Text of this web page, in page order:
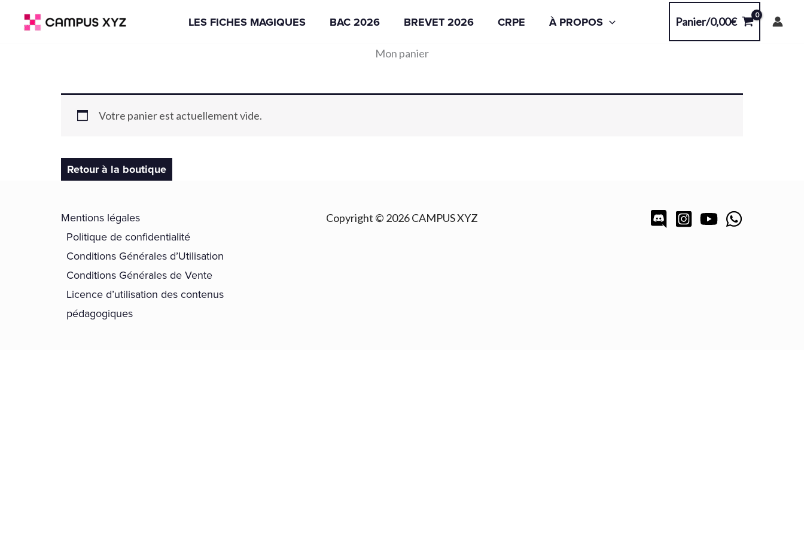
LES FICHES MAGIQUES BAC 2026 BREVET 2026 CRPE À PROPOS Panier/0,00€
Mon panier
Votre panier est actuellement vide.
Retour à la boutique
Mentions légales
Politique de confidentialité
Conditions Générales d’Utilisation
Conditions Générales de Vente
Licence d’utilisation des contenus
pédagogiques
Copyright © 2026 CAMPUS XYZ